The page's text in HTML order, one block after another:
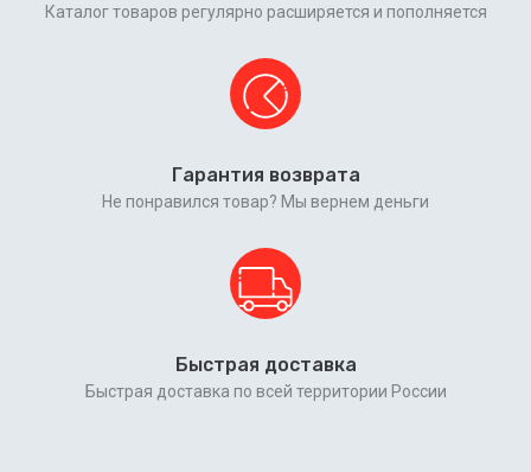
Каталог товаров регулярно расширяется и пополняется
Гарантия возврата
Не понравился товар? Мы вернем деньги
Быстрая доставка
Быстрая доставка по всей территории России